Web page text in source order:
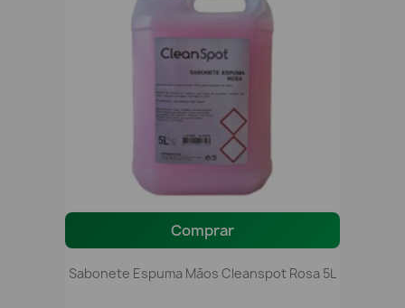
Comprar
Sabonete Espuma Mãos Cleanspot Rosa 5L